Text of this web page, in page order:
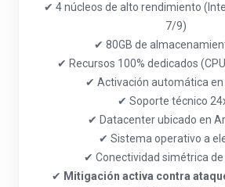
✔ 4 núcleos de alto rendimiento
7/9)
✔ 80GB de
✔ Recursos 100% dedicados
✔ Activación automática
✔ Soporte técnico
✔ Datacenter ubicado en
✔ Sistema operativo a
✔ Conectividad simétrica de
✔ Mitigación activa contra